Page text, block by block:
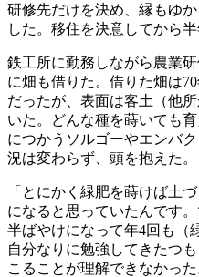
研修先だけを決め、縁もゆ
した。移住を決意してから半
鉄工所に勤務しながら農業
に畑も借りた。借りた畑は
だったが、表面は客土（他
いた。どんな種を蒔いても
につかうソルゴーやエンバ
況は変わらず、頭を抱えた。
「とにかく緑肥を蒔けば土
になると思っていたんです
半ばやけになって年4回も（
自分なりに勉強してきたつ
こることが理解できなかった